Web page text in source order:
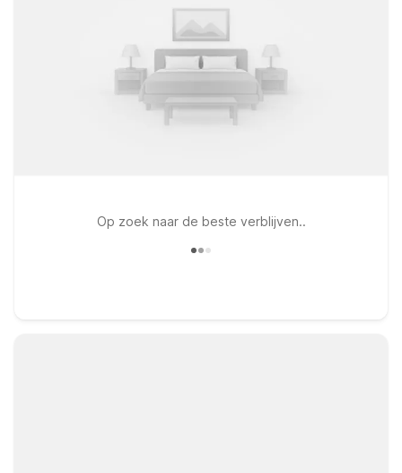
Op zoek naar de beste verblijven..